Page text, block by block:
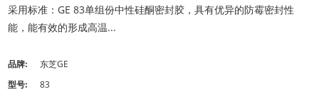
采用标准：GE 83单组份中性硅酮密封胶，具有优异的防霉密封性
能，能有效的形成高温...
品牌:
东芝GE
型号:
83